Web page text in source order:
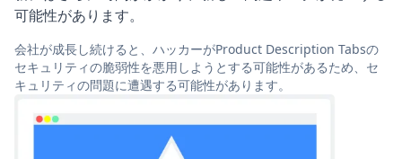
可能性があります。
会社が成長し続けると、ハッカーがProduct Description Tabsの
セキュリティの脆弱性を悪用しようとする可能性があるため、セ
キュリティの問題に遭遇する可能性があります。